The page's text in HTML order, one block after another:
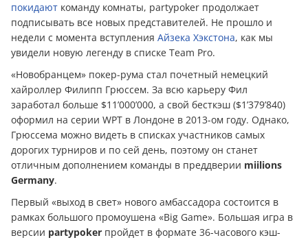
покидают команду комнаты, partypoker продолжает
подписывать все новых представителей. Не прошло и
недели с момента вступления Айзека Хэкстона, как мы
увидели новую легенду в списке Team Pro.
«Новобранцем» покер-рума стал почетный немецкий
хайроллер Филипп Грюссем. За всю карьеру Фил
заработал больше $11’000’000, а свой бесткэш ($1’379’840)
оформил на серии WPT в Лондоне в 2013-ом году. Однако,
Грюссема можно видеть в списках участников самых
дорогих турниров и по сей день, поэтому он станет
отличным дополнением команды в преддверии miilions
Germany.
Первый «выход в свет» нового амбассадора состоится в
рамках большого промоушена «Big Game». Большая игра в
версии partypoker пройдет в формате 36-часового кэш-